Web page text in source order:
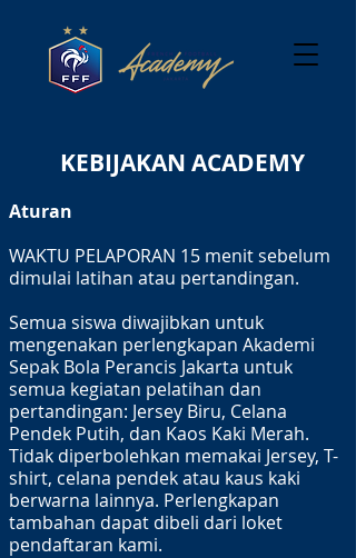
KEBIJAKAN ACADEMY
Aturan
WAKTU PELAPORAN 15 menit sebelum
dimulai latihan atau pertandingan.
Semua siswa diwajibkan untuk
mengenakan perlengkapan Akademi
Sepak Bola Perancis Jakarta untuk
semua kegiatan pelatihan dan
pertandingan: Jersey Biru, Celana
Pendek Putih, dan Kaos Kaki Merah.
Tidak diperbolehkan memakai Jersey, T-
shirt, celana pendek atau kaus kaki
berwarna lainnya. Perlengkapan
tambahan dapat dibeli dari loket
pendaftaran kami.